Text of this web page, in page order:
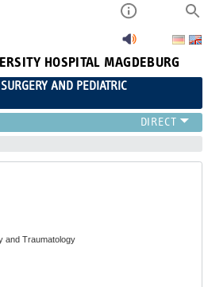
HOSPITAL MAGDEBURG
AND PEDIATRIC
and Traumatology